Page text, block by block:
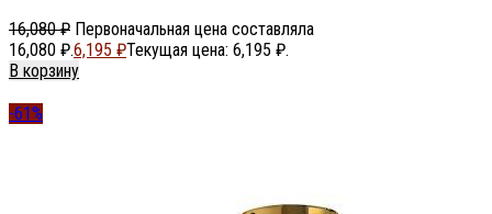
16,080₽ Первоначальная цена составляла
16,080 ₽.6,195 ₽Текущая цена: 6,195 ₽.
В корзину
-61%